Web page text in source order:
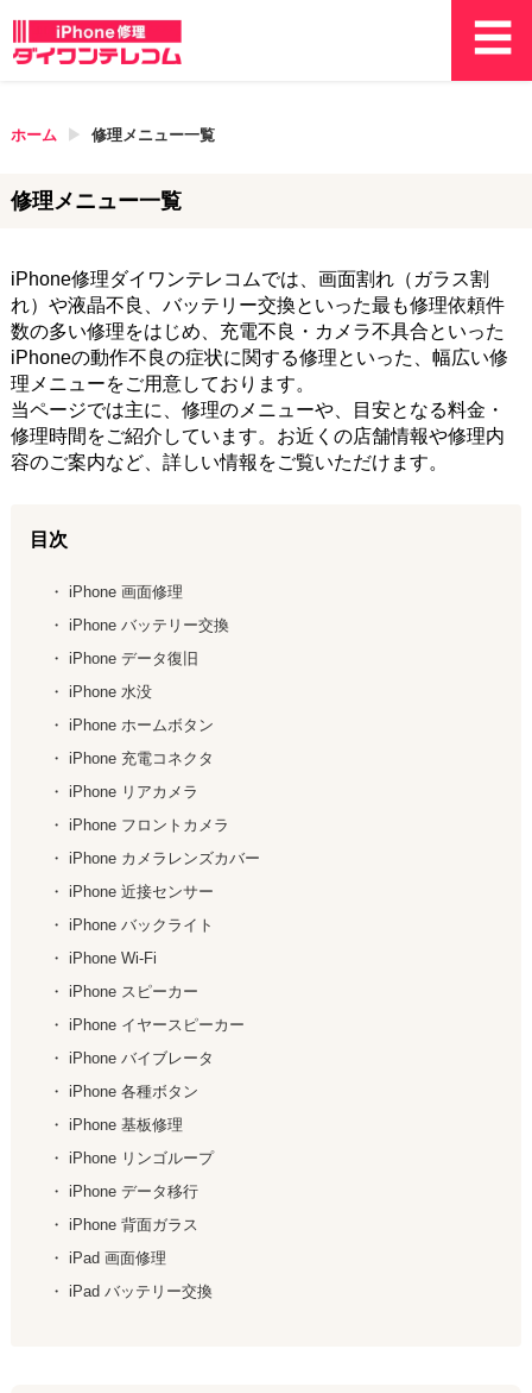
ホーム 修理メニュー一覧
修理メニュー一覧
iPhone修理ダイワンテレコムでは、画面割れ（ガラス割
れ）や液晶不良、バッテリー交換といった最も修理依頼件
数の多い修理をはじめ、充電不良・カメラ不具合といった
iPhoneの動作不良の症状に関する修理といった、幅広い修
理メニューをご用意しております。
当ページでは主に、修理のメニューや、目安となる料金・
修理時間をご紹介しています。お近くの店舗情報や修理内
容のご案内など、詳しい情報をご覧いただけます。
目次
・ iPhone 画面修理
・ iPhone バッテリー交換
・ iPhone データ復旧
・ iPhone 水没
・ iPhone ホームボタン
・ iPhone 充電コネクタ
・ iPhone リアカメラ
・ iPhone フロントカメラ
・ iPhone カメラレンズカバー
・ iPhone 近接センサー
・ iPhone バックライト
・ iPhone Wi-Fi
・ iPhone スピーカー
・ iPhone イヤースピーカー
・ iPhone バイブレータ
・ iPhone 各種ボタン
・ iPhone 基板修理
・ iPhone リンゴループ
・ iPhone データ移行
・ iPhone 背面ガラス
・ iPad 画面修理
・ iPad バッテリー交換